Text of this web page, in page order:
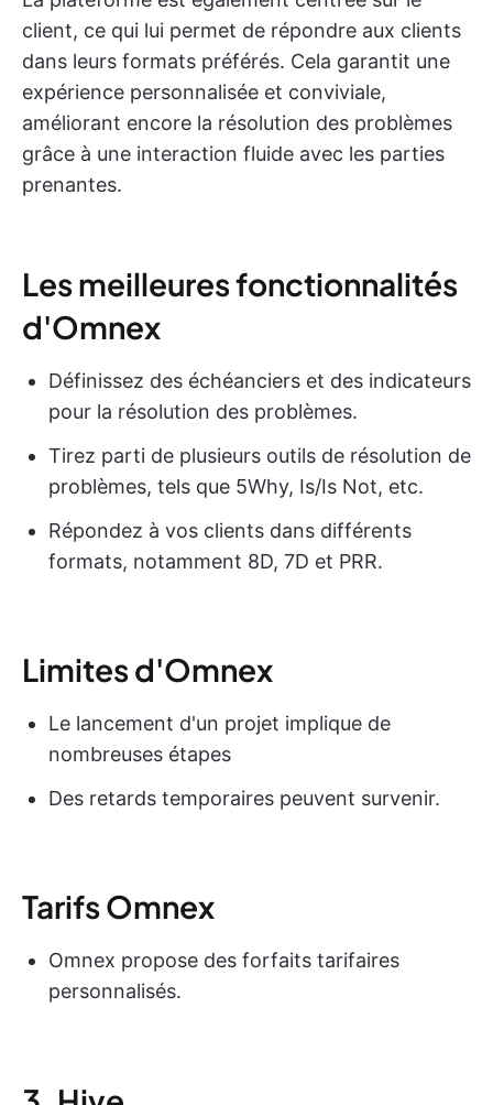
client, ce qui lui permet de répondre aux clients
dans leurs formats préférés. Cela garantit une
expérience personnalisée et conviviale,
améliorant encore la résolution des problèmes
grâce à une interaction fluide avec les parties
prenantes.
Les meilleures fonctionnalités
d'Omnex
Définissez des échéanciers et des indicateurs
pour la résolution des problèmes.
Tirez parti de plusieurs outils de résolution de
problèmes, tels que 5Why, Is/Is Not, etc.
Répondez à vos clients dans différents
formats, notamment 8D, 7D et PRR.
Limites d'Omnex
Le lancement d'un projet implique de
nombreuses étapes
Des retards temporaires peuvent survenir.
Tarifs Omnex
Omnex propose des forfaits tarifaires
personnalisés.